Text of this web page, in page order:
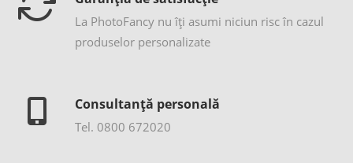
La PhotoFancy nu îţi asumi niciun risc în cazul
produselor personalizate
Consultanță personală
Tel. 0800 672020